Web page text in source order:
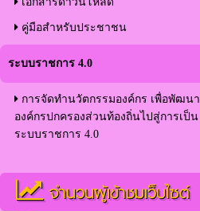
คู่มือสำหรับประชาชน
ระบบราชการ 4.0
การจัดทำนวัตกรรมองค์กร เพื่อพัฒนา
องค์กรปกครองส่วนท้องถิ่นไปสู่การเป็น
ระบบราชการ 4.0
จำนวนผู้เข้าชมเว็บไซต์